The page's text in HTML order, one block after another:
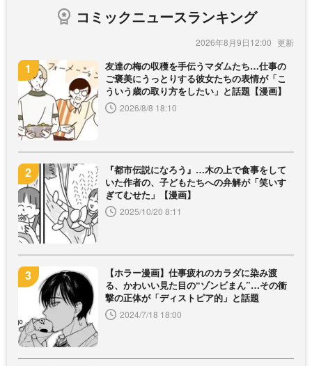
コミックニュースランキング
2026年8月9日12:00
友達の梅の収穫を手伝うマダムたち…仕事の
ご褒美にうっとりする彼女たちの表情が「こ
ういう歳の取り方をしたい」と話題【漫画】
2026/8/8 18:10
『都市伝説になろう』…木の上で食事をして
いた作者の、子どもたちへの弁解が「笑いす
ぎてむせた」【漫画】
2025/10/20 8:11
【ホラー漫画】仕事疲れのカラダに染み渡
る、かわいい見た目の“ゾンビまん”…その衝
撃の正体が「ディストピア的」と話題
2024/7/18 18:00